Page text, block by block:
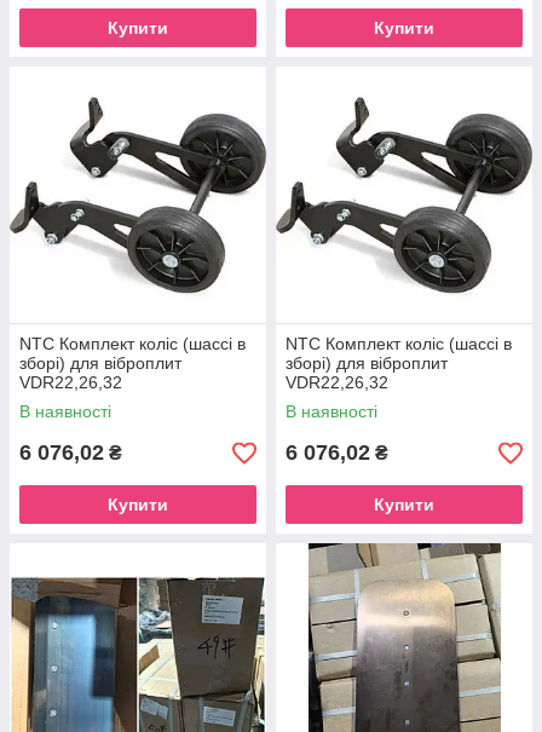
Купити Купити
NTC Комплект коліс (шассі в
зборі) для віброплит
VDR22,26,32
В наявності
6 076,02 ₴
Купити
NTC Комплект коліс (шассі в
зборі) для віброплит
VDR22,26,32
В наявності
6 076,02 ₴
Купити